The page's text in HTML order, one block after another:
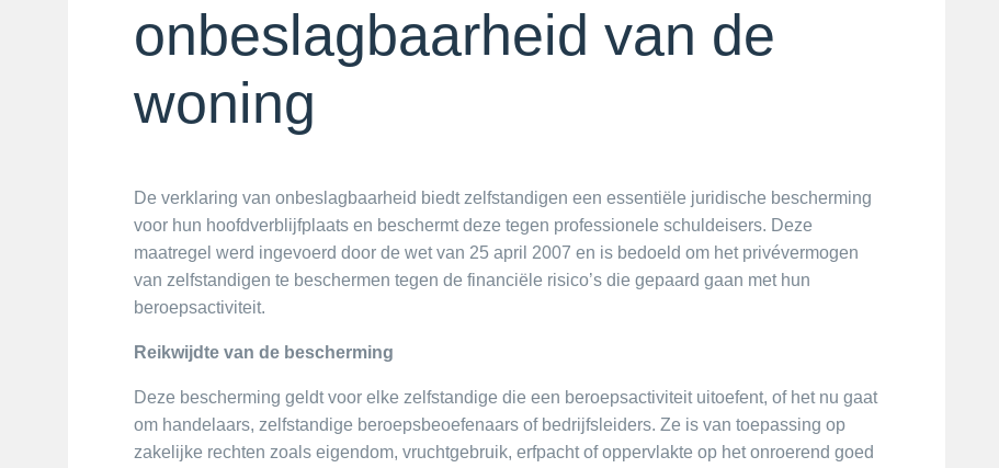
onbeslagbaarheid van de
woning
De verklaring van onbeslagbaarheid biedt zelfstandigen een essentiële juridische bescherming
voor hun hoofdverblijfplaats en beschermt deze tegen professionele schuldeisers. Deze
maatregel werd ingevoerd door de wet van 25 april 2007 en is bedoeld om het privévermogen
van zelfstandigen te beschermen tegen de financiële risico’s die gepaard gaan met hun
beroepsactiviteit.
Reikwijdte van de bescherming
Deze bescherming geldt voor elke zelfstandige die een beroepsactiviteit uitoefent, of het nu gaat
om handelaars, zelfstandige beroepsbeoefenaars of bedrijfsleiders. Ze is van toepassing op
zakelijke rechten zoals eigendom, vruchtgebruik, erfpacht of oppervlakte op het onroerend goed